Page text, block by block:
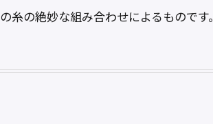
の絶妙な組み合わせによるものです。